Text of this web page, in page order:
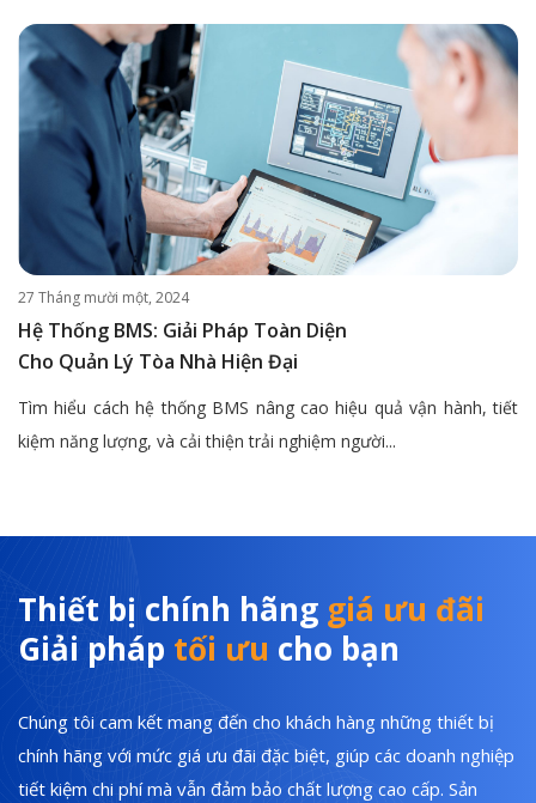
27 Tháng mười một, 2024
Hệ Thống BMS: Giải Pháp Toàn Diện
Cho Quản Lý Tòa Nhà Hiện Đại
Tìm hiểu cách hệ thống BMS nâng cao hiệu quả vận hành, tiết
kiệm năng lượng, và cải thiện trải nghiệm người...
Thiết bị chính hãng giá ưu đãi
Giải pháp tối ưu cho bạn
Chúng tôi cam kết mang đến cho khách hàng những thiết bị
chính hãng với mức giá ưu đãi đặc biệt, giúp các doanh nghiệp
tiết kiệm chi phí mà vẫn đảm bảo chất lượng cao cấp. Sản